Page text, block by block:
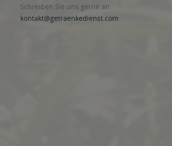
Schreiben Sie uns gerne an
kontakt@getraenkedienst.com